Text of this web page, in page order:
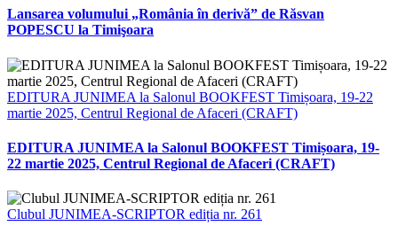
Lansarea volumului „România în derivă” de Răsvan
POPESCU la Timişoara
EDITURA JUNIMEA la Salonul BOOKFEST Timișoara, 19-22
martie 2025, Centrul Regional de Afaceri (CRAFT)
EDITURA JUNIMEA la Salonul BOOKFEST Timișoara, 19-
22 martie 2025, Centrul Regional de Afaceri (CRAFT)
Clubul JUNIMEA-SCRIPTOR ediția nr. 261